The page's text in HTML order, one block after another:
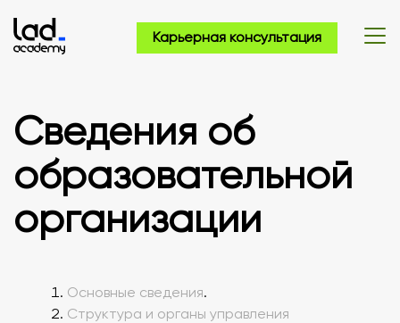
Карьерная консультация
Сведения об
образовательной
организации
Основные сведения.
Структура и органы управления